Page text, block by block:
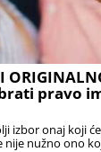
pravo
izbor onaj koji
nije nužno ono